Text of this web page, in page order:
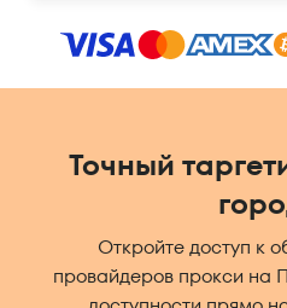
Точный
Откройте доступ к
провайдеров прокси на